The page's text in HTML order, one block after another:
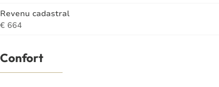
Revenu cadastral
€ 664
Confort